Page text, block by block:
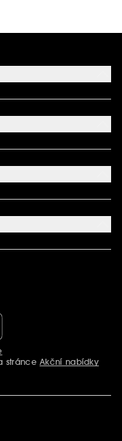
stránceAkční nabídky